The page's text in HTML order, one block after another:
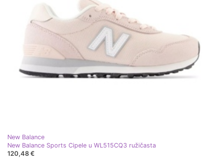
New Balance
New Balance Sports Cipele u WL515CQ3 ružičasta
120,48 €